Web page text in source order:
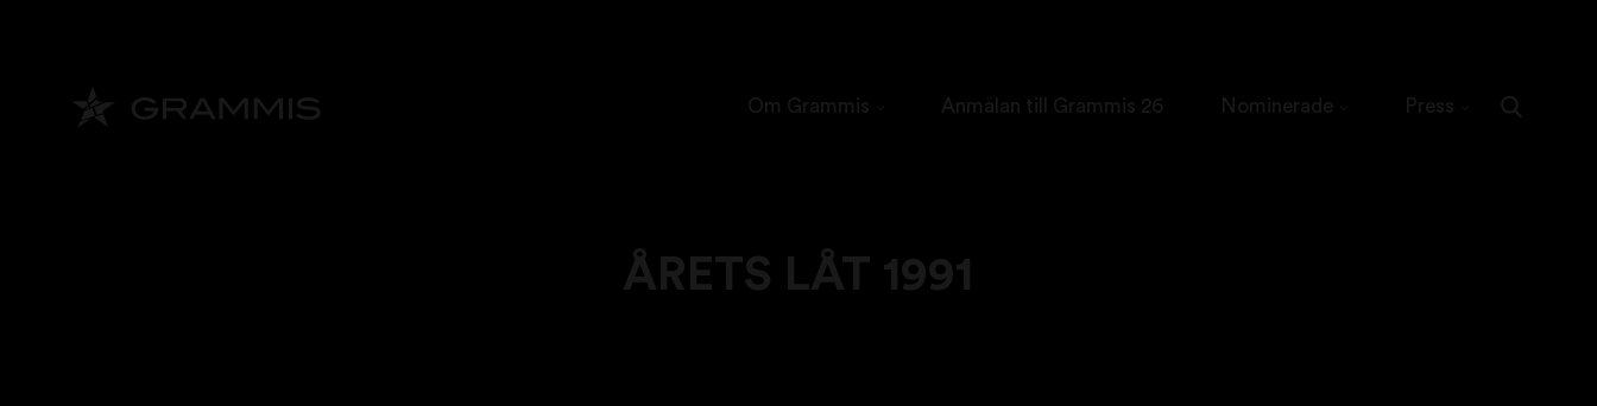
Om Grammis Anmälan till Grammis 26 Nominerade Press
ÅRETS LÅT 1991